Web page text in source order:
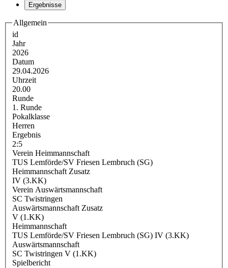
Ergebnisse
Allgemein
id
Jahr
2026
Datum
29.04.2026
Uhrzeit
20.00
Runde
1. Runde
Pokalklasse
Herren
Ergebnis
2:5
Verein Heimmannschaft
TUS Lemförde/SV Friesen Lembruch (SG)
Heimmannschaft Zusatz
IV (3.KK)
Verein Auswärtsmannschaft
SC Twistringen
Auswärtsmannschaft Zusatz
V (1.KK)
Heimmannschaft
TUS Lemförde/SV Friesen Lembruch (SG) IV (3.KK)
Auswärtsmannschaft
SC Twistringen V (1.KK)
Spielbericht